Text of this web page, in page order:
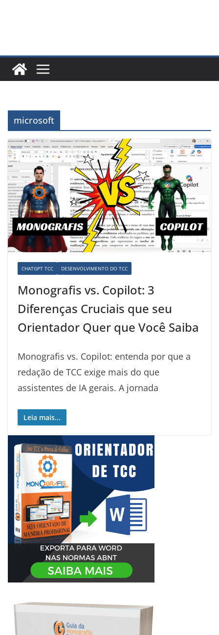
microsoft
CHATGPT TCC DESENVOLVIMENTO DO TCC
Monografis vs. Copilot: 3
Diferenças Cruciais que seu
Orientador Quer que Você Saiba
Monografis vs. Copilot: entenda por que a
redação de TCC exige mais do que
assistentes de IA gerais. A jornada
Leia mais...